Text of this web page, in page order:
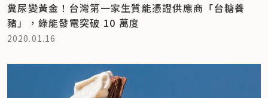
糞尿變黃金！台灣第一家生質能憑證供應商「台糖養
豬」，綠能發電突破 10 萬度
2020.01.16